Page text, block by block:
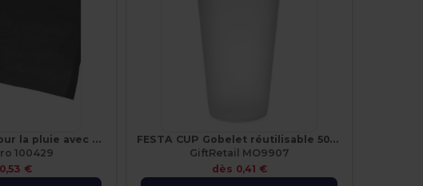
Poncho jetable pour la pluie avec pochette de rangement Ziva
100429
0,53 €
FESTA CUP Gobelet réutilisable 500ml MO9907-
GiftRetail MO9907
dès 0,41 €